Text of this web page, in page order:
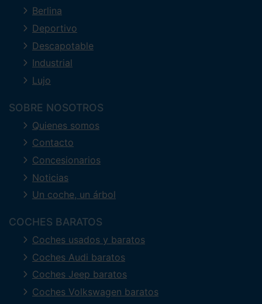
Berlina
Deportivo
Descapotable
Industrial
Lujo
SOBRE NOSOTROS
Quienes somos
Contacto
Concesionarios
Noticias
Un coche, un árbol
COCHES BARATOS
Coches usados y baratos
Coches Audi baratos
Coches Jeep baratos
Coches Volkswagen baratos